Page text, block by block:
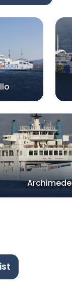
Archimede